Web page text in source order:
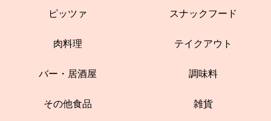
ピッツァ スナックフード
肉料理 テイクアウト
バー・居酒屋 調味料
その他食品 雑貨